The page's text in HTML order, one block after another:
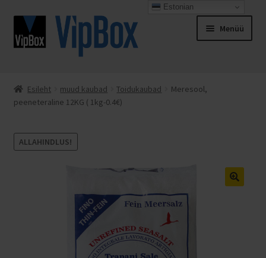
Liigu
navigeerimisele
Liigu
sisu
juurde
Menüü
Espresso Italiano
Kassa
Müügitingimused
Esileht muud kaubad Toidukaubad
Meresool,
peeneteraline 12KG ( 1kg-0.4€)
ALLAHINDLUS!
Estonian